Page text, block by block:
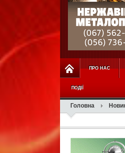
ПРО НАС
ПОДІЇ
Головна